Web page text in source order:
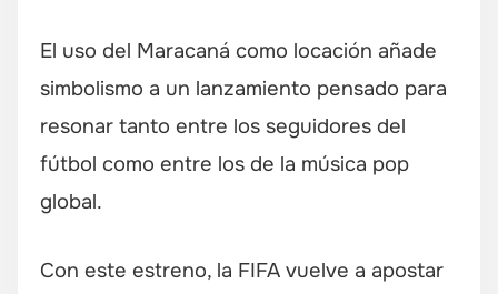
El uso del Maracaná como locación añade
simbolismo a un lanzamiento pensado para
resonar tanto entre los seguidores del
fútbol como entre los de la música pop
global.
Con este estreno, la FIFA vuelve a apostar